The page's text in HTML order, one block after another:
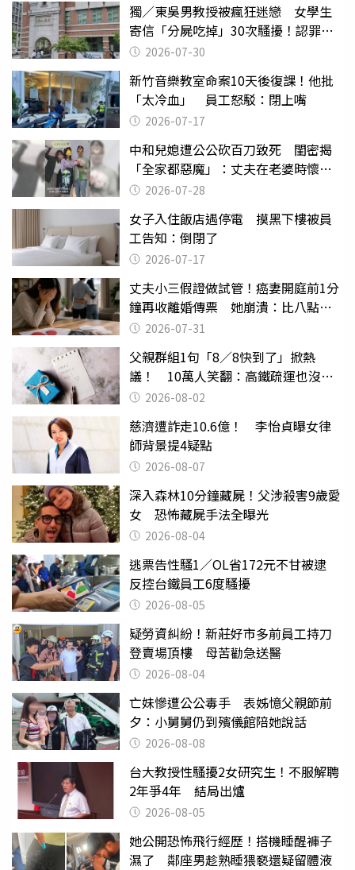
獨／東吳男教授被瘋狂迷戀 女學生
寄信「分屍吃掉」30次騷擾！認罪免
關 2026-07-30
新竹音樂教室命案10天後復課！他批
「太冷血」 員工怒駁：閉上嘴
2026-07-17
中和兒媳遭公公砍百刀致死 閨密揭
「全家都惡魔」：丈夫在老婆時懷孕
摔東西
2026-07-28
女子入住飯店遇停電 摸黑下樓被員
工告知：倒閉了
2026-07-17
丈夫小三假證做試管！癌妻開庭前1分
鐘再收離婚傳票 她崩潰：比八點檔
還扯2026-07-31
父親群組1句「8／8快到了」掀熱
議！ 10萬人笑翻：高鐵疏運也沒列
父親節
2026-08-02
慈濟遭詐走10.6億！ 李怡貞曝女律
師背景提4疑點
2026-08-07
深入森林10分鐘藏屍！父涉殺害9歲愛
女 恐怖藏屍手法全曝光
2026-08-04
逃票告性騷1／OL省172元不甘被逮
反控台鐵員工6度騷擾
2026-08-05
疑勞資糾紛！新莊好市多前員工持刀
登賣場頂樓 母苦勸急送醫
2026-08-04
亡妹慘遭公公毒手 表姊憶父親節前
夕：小舅舅仍到殯儀館陪她說話
2026-08-08
台大教授性騷擾2女研究生！不服解聘
2年爭4年 結局出爐
2026-08-05
她公開恐怖飛行經歷！搭機睡醒褲子
濕了 鄰座男趁熟睡猥褻還疑留體液